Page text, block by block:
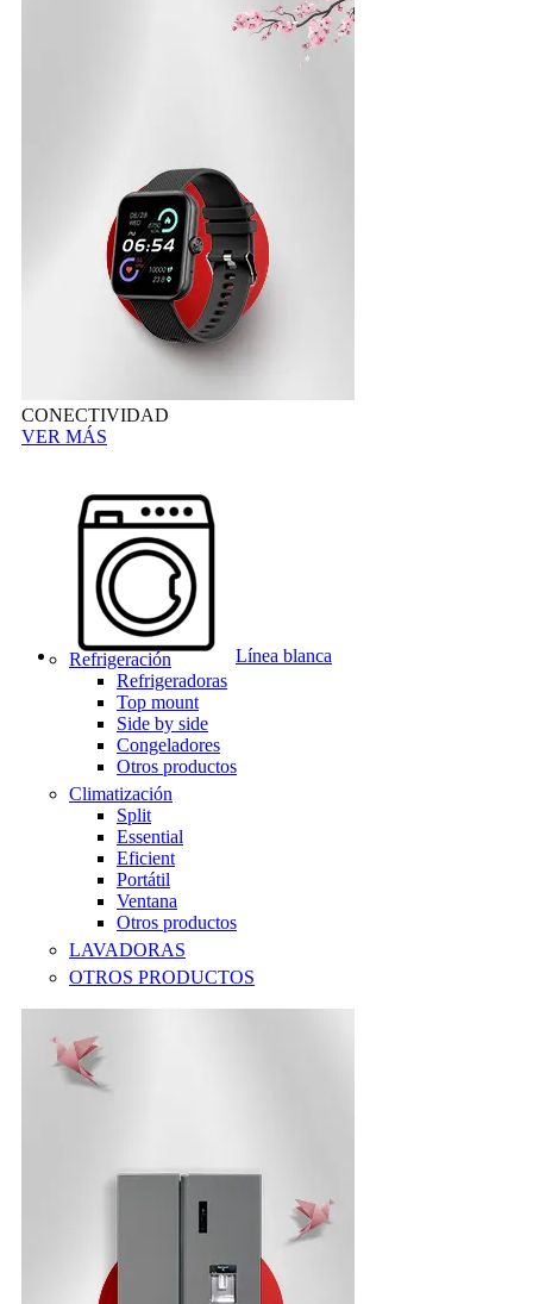
CONECTIVIDAD
VER MÁS
Línea blanca
Refrigeración
Refrigeradoras
Top mount
Side by side
Congeladores
Otros productos
Climatización
Split
Essential
Eficient
Portátil
Ventana
Otros productos
LAVADORAS
OTROS PRODUCTOS